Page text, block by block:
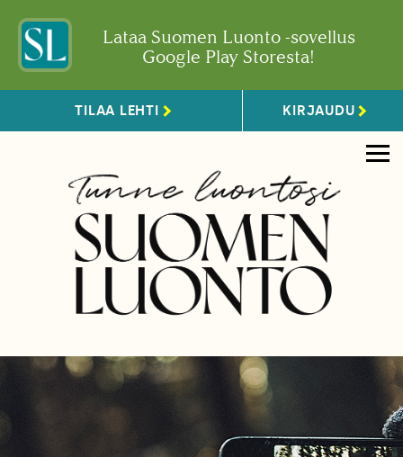
Lataa Suomen Luonto -sovellus
Google Play Storesta!
TILAA LEHTI KIRJAUDU